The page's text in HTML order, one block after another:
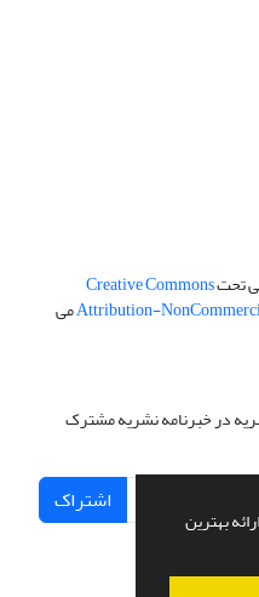
بهترین
تحتCreative Commons
Attribution-می
در خبرنامه نشریه مشترک
اشتراک